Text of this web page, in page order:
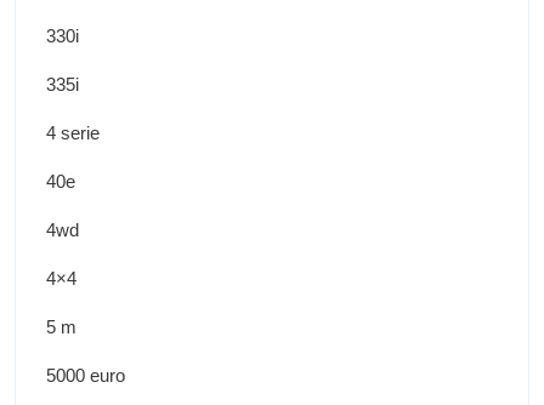
330i
335i
4 serie
40e
4wd
4×4
5 m
5000 euro